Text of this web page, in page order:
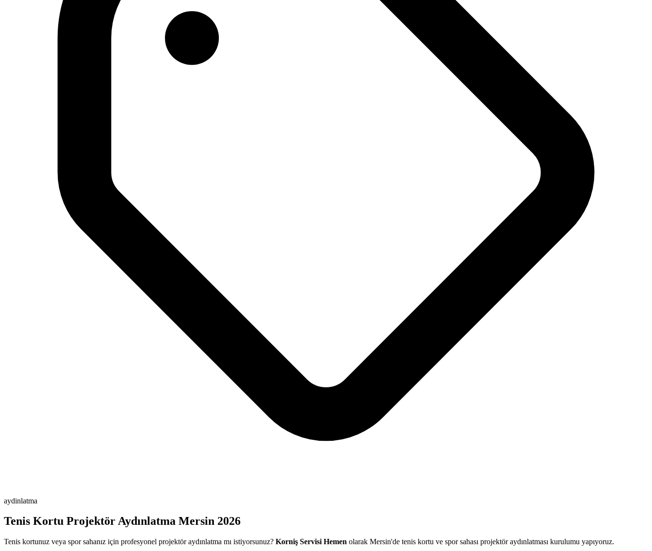
aydinlatma
Tenis Kortu Projektör Aydınlatma Mersin 2026
Tenis kortunuz veya spor sahanız için profesyonel projektör aydınlatma mı istiyorsunuz? Korniş Servisi Hemen olarak Mersin'de tenis kortu ve spor sahası projektör aydınlatması kurulumu yapıyoruz.